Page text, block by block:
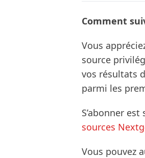
Comment
Vous
source
vos résultats
parmi les
S’abonner
sources
Vous pouvez